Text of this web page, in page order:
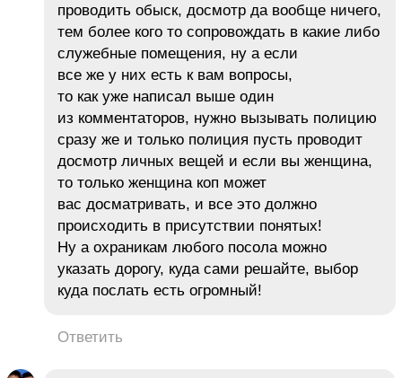
проводить обыск, досмотр да вообще ничего,
тем более кого то сопровождать в какие либо
служебные помещения, ну а если
все же у них есть к вам вопросы,
то как уже написал выше один
из комментаторов, нужно вызывать полицию
сразу же и только полиция пусть проводит
досмотр личных вещей и если вы женщина,
то только женщина коп может
вас досматривать, и все это должно
происходить в присутствии понятых!
Ну а охраникам любого посола можно
указать дорогу, куда сами решайте, выбор
куда послать есть огромный!
Ответить